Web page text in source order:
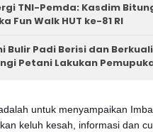
TNI-Pemda: Kasdim
Fun Walk HUT ke-81 RI
Bulir Padi Berisi dan
Petani Lakukan
untuk menyampaikan
keluh kesah, informasi dan